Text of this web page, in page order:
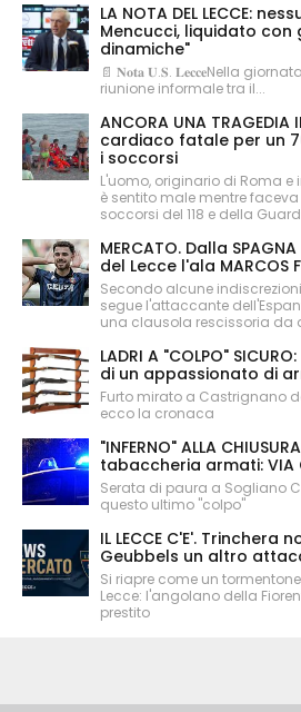
LA NOTA DEL LECCE:
Mencucci, liquidato con
dinamiche"
📄 𝐍𝐨𝐭𝐚 𝐔.𝐒. 𝐋𝐞𝐜𝐜𝐞Nella
riunione informale tra il...
ANCORA UNA TRAGEDIA
cardiaco fatale per un
i soccorsi
L'uomo, originario di Roma e
è sentito male mentre
soccorsi del 118 e della
MERCATO. Dalla
del Lecce l'ala MARCOS
Secondo alcune
segue l'attaccante
una clausola rescissoria da
LADRI A "COLPO"
di un appassionato di
Furto mirato a Castrignano
ecco la cronaca
"INFERNO" ALLA
tabaccheria armati: VIA
Serata di paura a Sogliano
questo ultimo "colpo"
IL LECCE C'E'. Trinchera
Geubbels un altro
Si riapre come un
Lecce: l'angolano della
prestito